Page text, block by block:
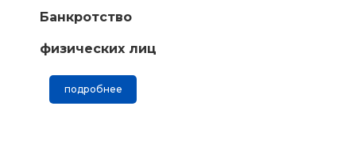
Банкротство
физических лиц
подробнее